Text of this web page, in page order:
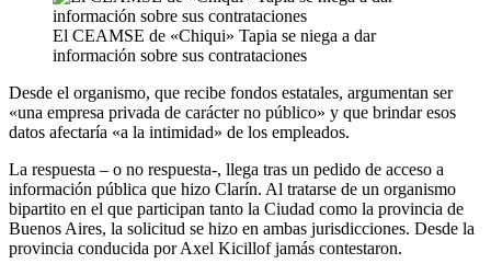
El CEAMSE de «Chiqui» Tapia se niega a dar
información sobre sus contrataciones
Desde el organismo, que recibe fondos estatales, argumentan ser
«una empresa privada de carácter no público» y que brindar esos
datos afectaría «a la intimidad» de los empleados.
La respuesta – o no respuesta-, llega tras un pedido de acceso a
información pública que hizo Clarín. Al tratarse de un organismo
bipartito en el que participan tanto la Ciudad como la provincia de
Buenos Aires, la solicitud se hizo en ambas jurisdicciones. Desde la
provincia conducida por Axel Kicillof jamás contestaron.